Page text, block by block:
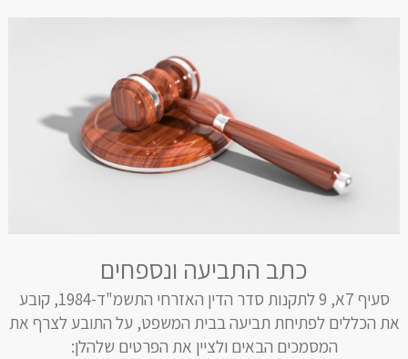
כתב התביעה ונספחים
סעיף 7א, 9 לתקנות סדר הדין האזרחי התשמ"ד-1984, קובע
את הכללים לפתיחת תביעה בבית המשפט, על התובע לצרף את
המסמכים הבאים ולציין את הפרטים שלהלן: